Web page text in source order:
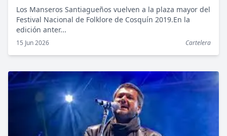
Los Manseros Santiagueños vuelven a la plaza mayor del
Festival Nacional de Folklore de Cosquín 2019.En la
edición anter...
15 Jun 2026 Cartelera